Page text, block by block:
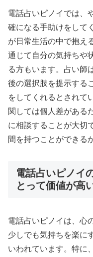
電話占いピノイでは、
確になる手助けをして
が日常生活の中で抱え
通じて自分の気持ちや
る方もいます。占い師
後の選択肢を提示する
をしてくれるとされて
関しては個人差がある
に相談することが大切
間を持つことができる
電話占いピノイ
とって価値が高
電話占いピノイは、心
少しでも気持ちを楽に
いわれています。特に